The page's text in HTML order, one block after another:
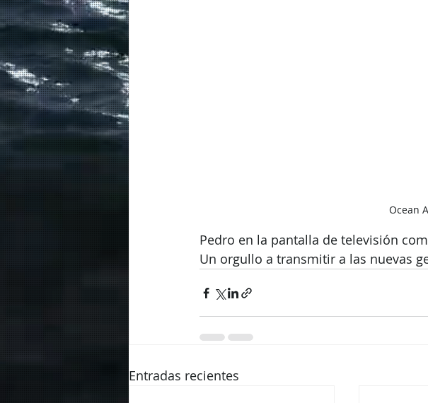
Ocean
Pedro en la pantalla de televisión
Un orgullo a transmitir a las nuevas
Entradas recientes